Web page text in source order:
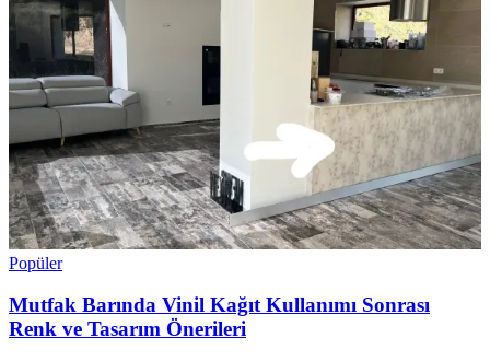
Popüler
Mutfak Barında Vinil Kağıt Kullanımı Sonrası
Renk ve Tasarım Önerileri